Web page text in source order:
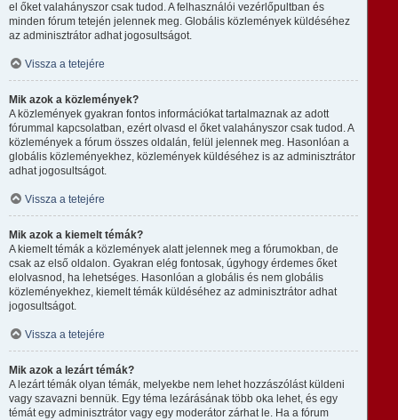
el őket valahányszor csak tudod. A felhasználói vezérlőpultban és
minden fórum tetején jelennek meg. Globális közlemények küldéséhez
az adminisztrátor adhat jogosultságot.
Vissza a tetejére
Mik azok a közlemények?
A közlemények gyakran fontos információkat tartalmaznak az adott
fórummal kapcsolatban, ezért olvasd el őket valahányszor csak tudod. A
közlemények a fórum összes oldalán, felül jelennek meg. Hasonlóan a
globális közleményekhez, közlemények küldéséhez is az adminisztrátor
adhat jogosultságot.
Vissza a tetejére
Mik azok a kiemelt témák?
A kiemelt témák a közlemények alatt jelennek meg a fórumokban, de
csak az első oldalon. Gyakran elég fontosak, úgyhogy érdemes őket
elolvasnod, ha lehetséges. Hasonlóan a globális és nem globális
közleményekhez, kiemelt témák küldéséhez az adminisztrátor adhat
jogosultságot.
Vissza a tetejére
Mik azok a lezárt témák?
A lezárt témák olyan témák, melyekbe nem lehet hozzászólást küldeni
vagy szavazni bennük. Egy téma lezárásának több oka lehet, és egy
témát egy adminisztrátor vagy egy moderátor zárhat le. Ha a fórum